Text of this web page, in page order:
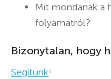
Mit mondanak a
folyamatról?
Bizonytalan, hogy
Segítünk!